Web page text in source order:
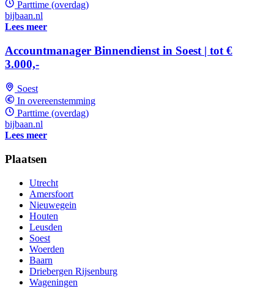
Parttime (overdag)
bijbaan.nl
Lees meer
Accountmanager Binnendienst in Soest | tot €
3.000,-
Soest
In overeenstemming
Parttime (overdag)
bijbaan.nl
Lees meer
Plaatsen
Utrecht
Amersfoort
Nieuwegein
Houten
Leusden
Soest
Woerden
Baarn
Driebergen Rijsenburg
Wageningen